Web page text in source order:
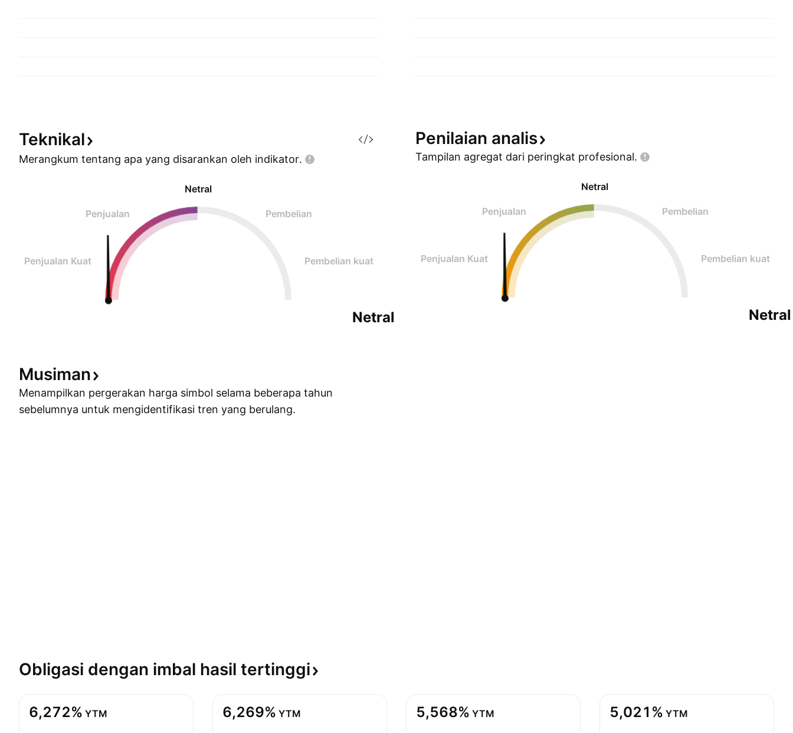
Teknikal
Merangkum tentang apa yang disarankan oleh indikator.
Netral
Penjualan Pembelian
Penjualan Kuat Pembelian kuat
Netral
Penilaian analis
Tampilan agregat dari peringkat profesional.
Netral
Penjualan Pembelian
Penjualan Kuat Pembelian kuat
Netral
Musiman
Menampilkan pergerakan harga simbol selama beberapa tahun
sebelumnya untuk mengidentifikasi tren yang berulang.
Obligasi dengan imbal hasil tertinggi
6,272% YTM 6,269% YTM 5,568% YTM 5,021% YTM